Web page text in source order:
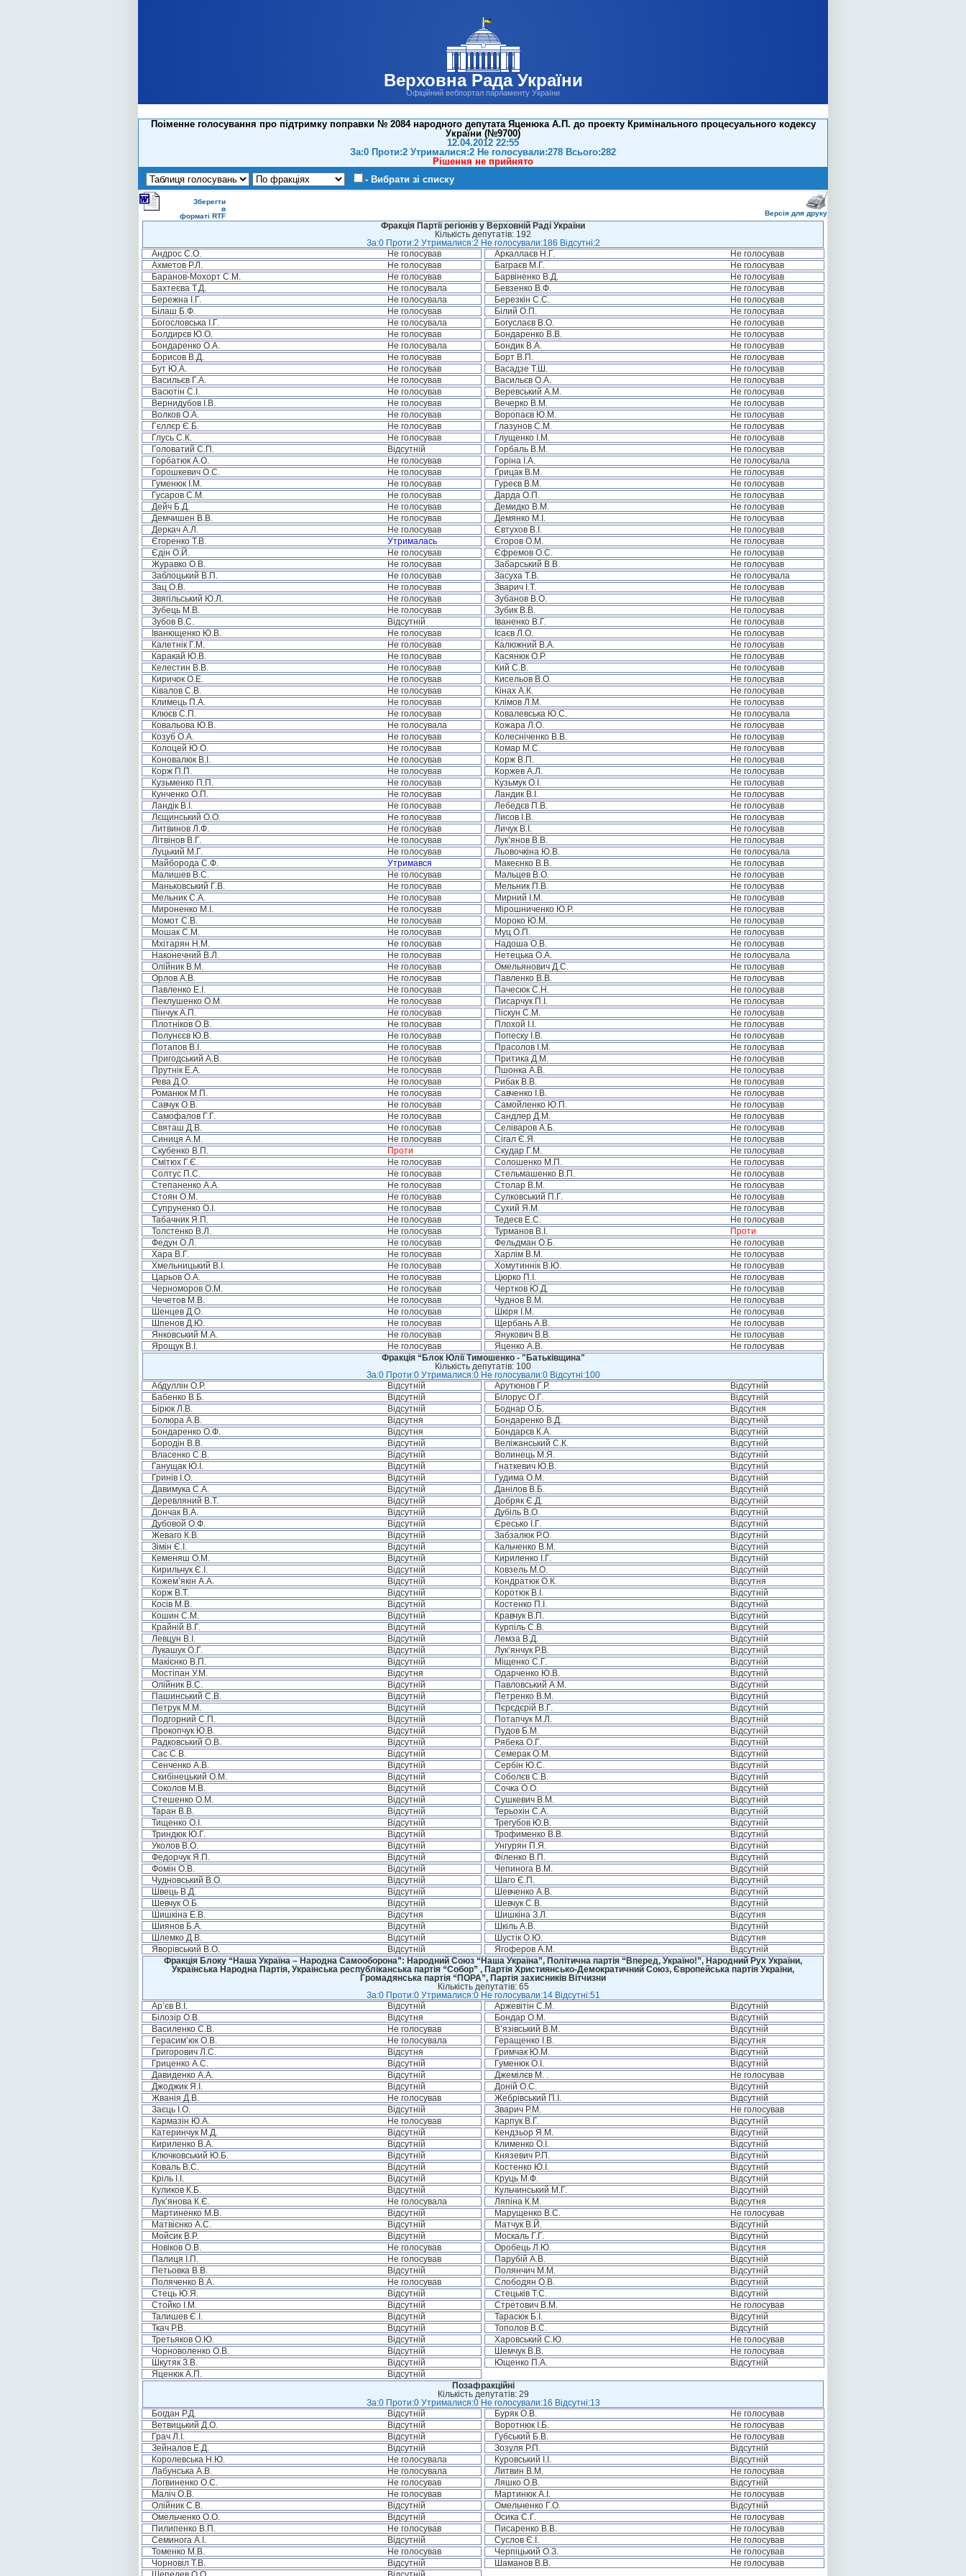
Верховна Рада України
Офіційний вебпортал парламенту України
Поіменне голосування про підтримку поправки № 2084 народного депутата Яценюка А.П. до проекту Кримінального процесуального кодексу
України (№9700)
12.04.2012 22:55
За:0 Проти:2 Утрималися:2 Не голосували:278 Всього:282
Рішення не прийнято
- Вибрати зі списку
Зберегти
в
форматі RTF
Версія для друку
Фракція Партії регіонів у Верховній Раді України
Кількість депутатів: 192
За:0 Проти:2 Утрималися:2 Не голосували:186 Відсутні:2
Андрос С.О.
Не голосував Аркаллаєв Н.Г.
Не голосував
Ахметов Р.Л.
Не голосував Баграєв М.Г.
Не голосував
Баранов-Мохорт С.М.
Не голосував Барвіненко В.Д.
Не голосував
Бахтеєва Т.Д.
Не голосувала Бевзенко В.Ф.
Не голосував
Бережна І.Г.
Не голосувала Березкін С.С.
Не голосував
Білаш Б.Ф.
Не голосував Білий О.П.
Не голосував
Богословська І.Г.
Не голосувала Богуслаєв В.О.
Не голосував
Болдирєв Ю.О.
Не голосував Бондаренко В.В.
Не голосував
Бондаренко О.А.
Не голосувала Бондик В.А.
Не голосував
Борисов В.Д.
Не голосував Борт В.П.
Не голосував
Бут Ю.А.
Не голосував Васадзе Т.Ш.
Не голосував
Васильєв Г.А.
Не голосував Васильєв О.А.
Не голосував
Васютін С.І.
Не голосував Веревський А.М.
Не голосував
Вернидубов І.В.
Не голосував Вечерко В.М.
Не голосував
Волков О.А.
Не голосував Воропаєв Ю.М.
Не голосував
Гєллєр Є.Б.
Не голосував Глазунов С.М.
Не голосував
Глусь С.К.
Не голосував Глущенко І.М.
Не голосував
Головатий С.П.
Відсутній Горбаль В.М.
Не голосував
Горбатюк А.О.
Не голосував Горіна І.А.
Не голосувала
Горошкевич О.С.
Не голосував Грицак В.М.
Не голосував
Гуменюк І.М.
Не голосував Гуреєв В.М.
Не голосував
Гусаров С.М.
Не голосував Дарда О.П.
Не голосував
Дейч Б.Д.
Не голосував Демидко В.М.
Не голосував
Демчишен В.В.
Не голосував Демянко М.І.
Не голосував
Деркач А.Л.
Не голосував Євтухов В.І.
Не голосував
Єгоренко Т.В.
Утрималась Єгоров О.М.
Не голосував
Єдін О.Й.
Не голосував Єфремов О.С.
Не голосував
Журавко О.В.
Не голосував Забарський В.В.
Не голосував
Заблоцький В.П.
Не голосував Засуха Т.В.
Не голосувала
Зац О.В.
Не голосував Зварич І.Т.
Не голосував
Звягільський Ю.Л.
Не голосував Зубанов В.О.
Не голосував
Зубець М.В.
Не голосував Зубик В.В.
Не голосував
Зубов В.С.
Відсутній Іваненко В.Г.
Не голосував
Іванющенко Ю.В.
Не голосував Ісаєв Л.О.
Не голосував
Калетнік Г.М.
Не голосував Калюжний В.А.
Не голосував
Каракай Ю.В.
Не голосував Касянюк О.Р.
Не голосував
Келестин В.В.
Не голосував Кий С.В.
Не голосував
Киричок О.Е.
Не голосував Кисельов В.О.
Не голосував
Ківалов С.В.
Не голосував Кінах А.К.
Не голосував
Климець П.А.
Не голосував Клімов Л.М.
Не голосував
Клюєв С.П.
Не голосував Ковалевська Ю.С.
Не голосувала
Ковальова Ю.В.
Не голосувала Кожара Л.О.
Не голосував
Козуб О.А.
Не голосував Колесніченко В.В.
Не голосував
Колоцей Ю.О.
Не голосував Комар М.С.
Не голосував
Коновалюк В.І.
Не голосував Корж В.П.
Не голосував
Корж П.П.
Не голосував Коржев А.Л.
Не голосував
Кузьменко П.П.
Не голосував Кузьмук О.І.
Не голосував
Кунченко О.П.
Не голосував Ландик В.І.
Не голосував
Ландік В.І.
Не голосував Лебедєв П.В.
Не голосував
Лєщинський О.О.
Не голосував Лисов І.В.
Не голосував
Литвинов Л.Ф.
Не голосував Личук В.І.
Не голосував
Літвінов В.Г.
Не голосував Лук’янов В.В.
Не голосував
Луцький М.Г.
Не голосував Льовочкіна Ю.В.
Не голосувала
Майборода С.Ф.
Утримався Макеєнко В.В.
Не голосував
Малишев В.С.
Не голосував Мальцев В.О.
Не голосував
Маньковський Г.В.
Не голосував Мельник П.В.
Не голосував
Мельник С.А.
Не голосував Мирний І.М.
Не голосував
Мироненко М.І.
Не голосував Мірошниченко Ю.Р.
Не голосував
Момот С.В.
Не голосував Мороко Ю.М.
Не голосував
Мошак С.М.
Не голосував Муц О.П.
Не голосував
Мхітарян Н.М.
Не голосував Надоша О.В.
Не голосував
Наконечний В.Л.
Не голосував Нетецька О.А.
Не голосувала
Олійник В.М.
Не голосував Омельянович Д.С.
Не голосував
Орлов А.В.
Не голосував Павленко В.В.
Не голосував
Павленко Е.І.
Не голосував Пачесюк С.Н.
Не голосував
Пеклушенко О.М.
Не голосував Писарчук П.І.
Не голосував
Пінчук А.П.
Не голосував Піскун С.М.
Не голосував
Плотніков О.В.
Не голосував Плохой І.І.
Не голосував
Полунєєв Ю.В.
Не голосував Попеску І.В.
Не голосував
Потапов В.І.
Не голосував Прасолов І.М.
Не голосував
Пригодський А.В.
Не голосував Притика Д.М.
Не голосував
Прутнік Е.А.
Не голосував Пшонка А.В.
Не голосував
Рева Д.О.
Не голосував Рибак В.В.
Не голосував
Романюк М.П.
Не голосував Савченко І.В.
Не голосував
Савчук О.В.
Не голосував Самойленко Ю.П.
Не голосував
Самофалов Г.Г.
Не голосував Сандлер Д.М.
Не голосував
Святаш Д.В.
Не голосував Селіваров А.Б.
Не голосував
Синиця А.М.
Не голосував Сігал Є.Я.
Не голосував
Скубенко В.П.
Проти Скудар Г.М.
Не голосував
Смітюх Г.Є.
Не голосував Солошенко М.П.
Не голосував
Солтус П.С.
Не голосував Стельмашенко В.П.
Не голосував
Степаненко А.А.
Не голосував Столар В.М.
Не голосував
Стоян О.М.
Не голосував Сулковський П.Г.
Не голосував
Супруненко О.І.
Не голосував Сухий Я.М.
Не голосував
Табачник Я.П.
Не голосував Тедеєв Е.С.
Не голосував
Толстенко В.Л.
Не голосував Турманов В.І.
Проти
Федун О.Л.
Не голосував Фельдман О.Б.
Не голосував
Хара В.Г.
Не голосував Харлім В.М.
Не голосував
Хмельницький В.І.
Не голосував Хомутиннік В.Ю.
Не голосував
Царьов О.А.
Не голосував Цюрко П.І.
Не голосував
Черноморов О.М.
Не голосував Чертков Ю.Д.
Не голосував
Чечетов М.В.
Не голосував Чуднов В.М.
Не голосував
Шенцев Д.О.
Не голосував Шкіря І.М.
Не голосував
Шпенов Д.Ю.
Не голосував Щербань А.В.
Не голосував
Янковський М.А.
Не голосував Янукович В.В.
Не голосував
Ярощук В.І.
Не голосував Яценко А.В.
Не голосував
Фракція “Блок Юлії Тимошенко - "Батьківщина"
Кількість депутатів: 100
За:0 Проти:0 Утрималися:0 Не голосували:0 Відсутні:100
Абдуллін О.Р.
Відсутній Арутюнов Г.Р.
Відсутній
Бабенко В.Б.
Відсутній Білорус О.Г.
Відсутній
Бірюк Л.В.
Відсутній Боднар О.Б.
Відсутня
Болюра А.В.
Відсутня Бондаренко В.Д.
Відсутній
Бондаренко О.Ф.
Відсутня Бондарєв К.А.
Відсутній
Бородін В.В.
Відсутній Веліжанський С.К.
Відсутній
Власенко С.В.
Відсутній Волинець М.Я.
Відсутній
Ганущак Ю.І.
Відсутній Гнаткевич Ю.В.
Відсутній
Гринів І.О.
Відсутній Гудима О.М.
Відсутній
Давимука С.А.
Відсутній Данілов В.Б.
Відсутній
Деревляний В.Т.
Відсутній Добряк Є.Д.
Відсутній
Дончак В.А.
Відсутній Дубіль В.О.
Відсутній
Дубовой О.Ф.
Відсутній Єресько І.Г.
Відсутній
Жеваго К.В.
Відсутній Забзалюк Р.О.
Відсутній
Зімін Є.І.
Відсутній Кальченко В.М.
Відсутній
Кеменяш О.М.
Відсутній Кириленко І.Г.
Відсутній
Кирильчук Є.І.
Відсутній Ковзель М.О.
Відсутній
Кожем’якін А.А.
Відсутній Кондратюк О.К.
Відсутня
Корж В.Т.
Відсутній Коротюк В.І.
Відсутній
Косів М.В.
Відсутній Костенко П.І.
Відсутній
Кошин С.М.
Відсутній Кравчук В.П.
Відсутній
Крайній В.Г.
Відсутній Курпіль С.В.
Відсутній
Левцун В.І.
Відсутній Лемза В.Д.
Відсутній
Лукашук О.Г.
Відсутній Лук’янчук Р.В.
Відсутній
Макієнко В.П.
Відсутній Міщенко С.Г.
Відсутній
Мостіпан У.М.
Відсутня Одарченко Ю.В.
Відсутній
Олійник В.С.
Відсутній Павловський А.М.
Відсутній
Пашинський С.В.
Відсутній Петренко В.М.
Відсутній
Петрук М.М.
Відсутній Пєрєдєрій В.Г.
Відсутній
Подгорний С.П.
Відсутній Потапчук М.Л.
Відсутній
Прокопчук Ю.В.
Відсутній Пудов Б.М.
Відсутній
Радковський О.В.
Відсутній Рябека О.Г.
Відсутній
Сас С.В.
Відсутній Семерак О.М.
Відсутній
Сенченко А.В.
Відсутній Сербін Ю.С.
Відсутній
Скибінецький О.М.
Відсутній Соболєв С.В.
Відсутній
Соколов М.В.
Відсутній Сочка О.О.
Відсутній
Стешенко О.М.
Відсутній Сушкевич В.М.
Відсутній
Таран В.В.
Відсутній Терьохін С.А.
Відсутній
Тищенко О.І.
Відсутній Трегубов Ю.В.
Відсутній
Триндюк Ю.Г.
Відсутній Трофименко В.В.
Відсутній
Уколов В.О.
Відсутній Унгурян П.Я.
Відсутній
Федорчук Я.П.
Відсутній Філенко В.П.
Відсутній
Фомін О.В.
Відсутній Чепинога В.М.
Відсутній
Чудновський В.О.
Відсутній Шаго Є.П.
Відсутній
Швець В.Д.
Відсутній Шевченко А.В.
Відсутній
Шевчук О.Б.
Відсутній Шевчук С.В.
Відсутній
Шишкіна Е.В.
Відсутня Шишкіна З.Л.
Відсутня
Шиянов Б.А.
Відсутній Шкіль А.В.
Відсутній
Шлемко Д.В.
Відсутній Шустік О.Ю.
Відсутня
Яворівський В.О.
Відсутній Ягоферов А.М.
Відсутній
Фракція Блоку “Наша Україна – Народна Самооборона”: Народний Союз “Наша Україна”, Політична партія “Вперед, Україно!”, Народний Рух України,
Українська Народна Партія, Українська республіканська партія “Собор” , Партія Християнсько-Демократичний Союз, Європейська партія України,
Громадянська партія “ПОРА”, Партія захисників Вітчизни
Кількість депутатів: 65
За:0 Проти:0 Утрималися:0 Не голосували:14 Відсутні:51
Ар’єв В.І.
Відсутній Аржевітін С.М.
Відсутній
Білозір О.В.
Відсутня Бондар О.М.
Відсутній
Василенко С.В.
Не голосував В’язівський В.М.
Відсутній
Герасим’юк О.В.
Не голосувала Геращенко І.В.
Відсутня
Григорович Л.С.
Відсутня Гримчак Ю.М.
Відсутній
Гриценко А.С.
Відсутній Гуменюк О.І.
Відсутній
Давиденко А.А.
Відсутній Джемілєв М. .
Не голосував
Джоджик Я.І.
Відсутній Доній О.С.
Відсутній
Жванія Д.В.
Не голосував Жебрівський П.І.
Відсутній
Заєць І.О.
Відсутній Зварич Р.М.
Не голосував
Кармазін Ю.А.
Не голосував Карпук В.Г.
Відсутній
Катеринчук М.Д.
Відсутній Кендзьор Я.М.
Відсутній
Кириленко В.А.
Відсутній Клименко О.І.
Відсутній
Ключковський Ю.Б.
Відсутній Князевич Р.П.
Відсутній
Коваль В.С.
Відсутній Костенко Ю.І.
Відсутній
Кріль І.І.
Відсутній Круць М.Ф.
Відсутній
Куликов К.Б.
Відсутній Кульчинський М.Г.
Відсутній
Лук’янова К.Є.
Не голосувала Ляпіна К.М.
Відсутня
Мартиненко М.В.
Відсутній Марущенко В.С.
Не голосував
Матвієнко А.С.
Відсутній Матчук В.Й.
Відсутній
Мойсик В.Р.
Відсутній Москаль Г.Г.
Відсутній
Новіков О.В.
Не голосував Оробець Л.Ю.
Відсутня
Палиця І.П.
Не голосував Парубій А.В.
Відсутній
Петьовка В.В.
Відсутній Полянчич М.М.
Відсутній
Поляченко В.А.
Не голосував Слободян О.В.
Відсутній
Стець Ю.Я.
Відсутній Стецьків Т.С.
Відсутній
Стойко І.М.
Відсутній Стретович В.М.
Не голосував
Талишев Є.І.
Відсутній Тарасюк Б.І.
Відсутній
Ткач Р.В.
Відсутній Тополов В.С.
Відсутній
Третьяков О.Ю.
Відсутній Харовський С.Ю.
Не голосував
Чорноволенко О.В.
Відсутній Шемчук В.В.
Не голосував
Шкутяк З.В.
Відсутній Ющенко П.А.
Відсутній
Яценюк А.П.
Відсутній
Позафракційні
Кількість депутатів: 29
За:0 Проти:0 Утрималися:0 Не голосували:16 Відсутні:13
Богдан Р.Д.
Відсутній Буряк О.В.
Не голосував
Ветвицький Д.О.
Відсутній Воротнюк І.Б.
Не голосував
Грач Л.І.
Відсутній Губський Б.В.
Не голосував
Зейналов Е.Д.
Відсутній Зозуля Р.П.
Відсутній
Королевська Н.Ю.
Не голосувала Куровський І.І.
Відсутній
Лабунська А.В.
Не голосувала Литвин В.М.
Не голосував
Логвиненко О.С.
Не голосував Ляшко О.В.
Відсутній
Маліч О.В.
Не голосував Мартинюк А.І.
Не голосував
Олійник С.В.
Відсутній Омельченко Г.О.
Відсутній
Омельченко О.О.
Відсутній Осика С.Г.
Не голосував
Пилипенко В.П.
Не голосував Писаренко В.В.
Не голосував
Семинога А.І.
Відсутній Суслов Є.І.
Не голосував
Томенко М.В.
Не голосував Черпіцький О.З.
Не голосував
Чорновіл Т.В.
Відсутній Шаманов В.В.
Не голосував